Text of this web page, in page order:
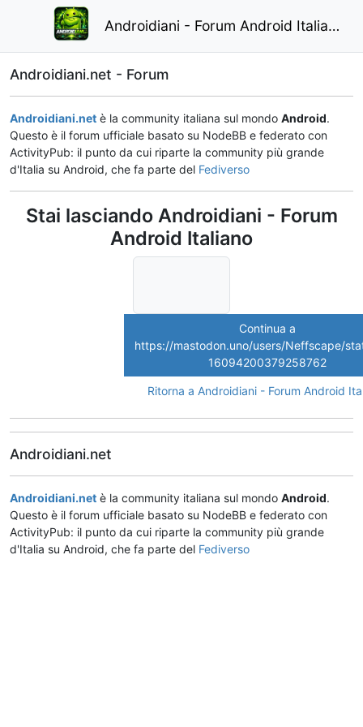
Androidiani - Forum Android Italiano
Androidiani.net - Forum
Androidiani.net è la community italiana sul mondo Android.
Questo è il forum ufficiale basato su NodeBB e federato con
ActivityPub: il punto da cui riparte la community più grande
d'Italia su Android, che fa parte del Fediverso
Stai lasciando Androidiani - Forum
Android Italiano
Continua a
https://mastodon.uno/users/Neffscape/
16094200379258762
Ritorna a Androidiani - Forum Android
Androidiani.net
Androidiani.net è la community italiana sul mondo Android.
Questo è il forum ufficiale basato su NodeBB e federato con
ActivityPub: il punto da cui riparte la community più grande
d'Italia su Android, che fa parte del Fediverso